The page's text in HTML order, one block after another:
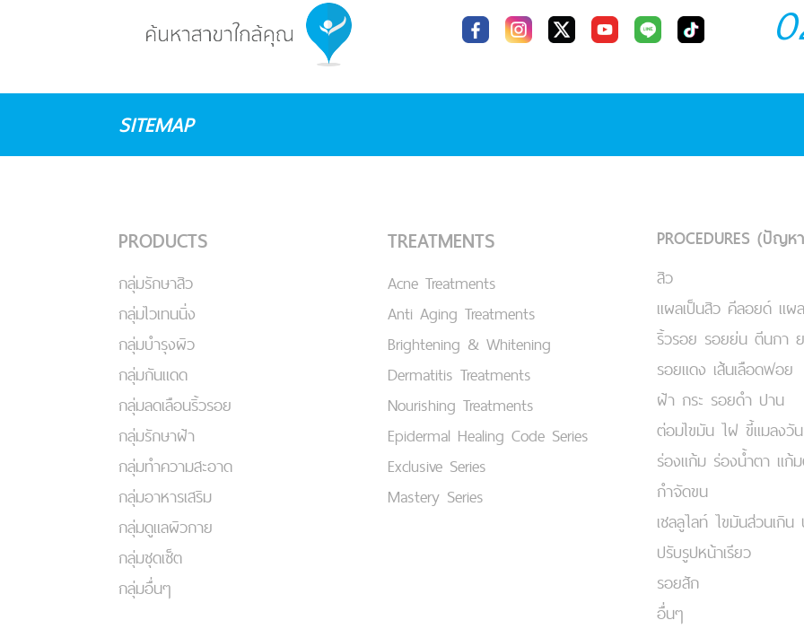
SITEMAP
PRODUCTS
กลุ่มรักษาสิว
กลุ่มไวเทนนิ่ง
กลุ่มบำรุงผิว
กลุ่มกันแดด
กลุ่มลดเลือนริ้วรอย
กลุ่มรักษาฝ้า
กลุ่มทำความสะอาด
กลุ่มอาหารเสริม
กลุ่มดูแลผิวกาย
กลุ่มชุดเซ็ต
กลุ่มอื่นๆ
TREATMENTS
Acne Treatments
Anti Aging Treatments
Brightening & Whitening
Dermatitis Treatments
Nourishing Treatments
Epidermal Healing Code Series
Exclusive Series
Mastery Series
PROCEDURES (ปัญห
สิว
แผลเป็นสิว คีลอยด์ แผ
ริ้วรอย รอยย่น ตีนกา
รอยแดง เส้นเลือดฟอย
ฝ้า กระ รอยดำ ปาน
ต่อมไขมัน ไฝ ขี้แมลงวั
ร่องแก้ม ร่องน้ำตา แก้
กำจัดขน
เชลลูไลท์ ไขมันส่วนเกิน
ปรับรูปหน้าเรียว
รอยสัก
อื่นๆ